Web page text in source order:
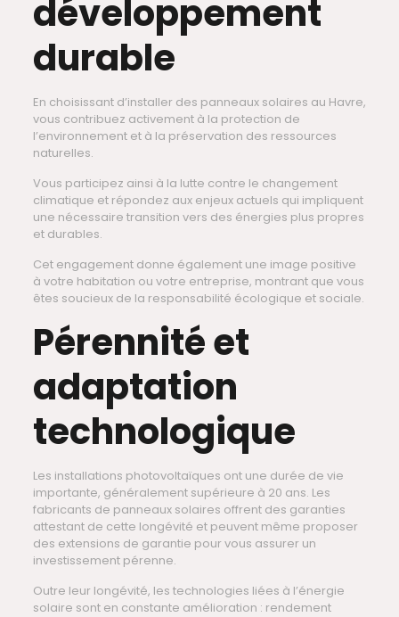
développement
durable
En choisissant d’installer des panneaux solaires au Havre,
vous contribuez activement à la protection de
l’environnement et à la préservation des ressources
naturelles.
Vous participez ainsi à la lutte contre le changement
climatique et répondez aux enjeux actuels qui impliquent
une nécessaire transition vers des énergies plus propres
et durables.
Cet engagement donne également une image positive
à votre habitation ou votre entreprise, montrant que vous
êtes soucieux de la responsabilité écologique et sociale.
Pérennité et
adaptation
technologique
Les installations photovoltaïques ont une durée de vie
importante, généralement supérieure à 20 ans. Les
fabricants de panneaux solaires offrent des garanties
attestant de cette longévité et peuvent même proposer
des extensions de garantie pour vous assurer un
investissement pérenne.
Outre leur longévité, les technologies liées à l’énergie
solaire sont en constante amélioration : rendement